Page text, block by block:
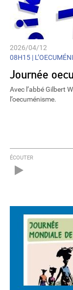
2026/04/12
08H15 |
Journée
Avec l’abbé Gilbert
l’oecuménisme.
ÉCOUTER